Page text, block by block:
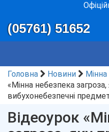
(05761) 51652
Головна
Новини
«Мінна небезпека
вибухонебезпечні
Відеоурок